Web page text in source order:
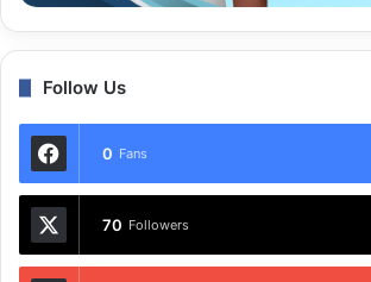
Follow Us
0 Fans
70 Followers